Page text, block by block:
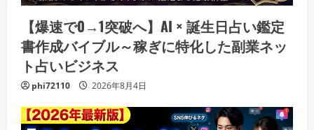
【爆速で0→1突破へ】AI × 誕生日占い鑑定
書作成バイブル～稼ぎに特化した副業ネッ
ト占いビジネス
phi72110 2026年8月4日